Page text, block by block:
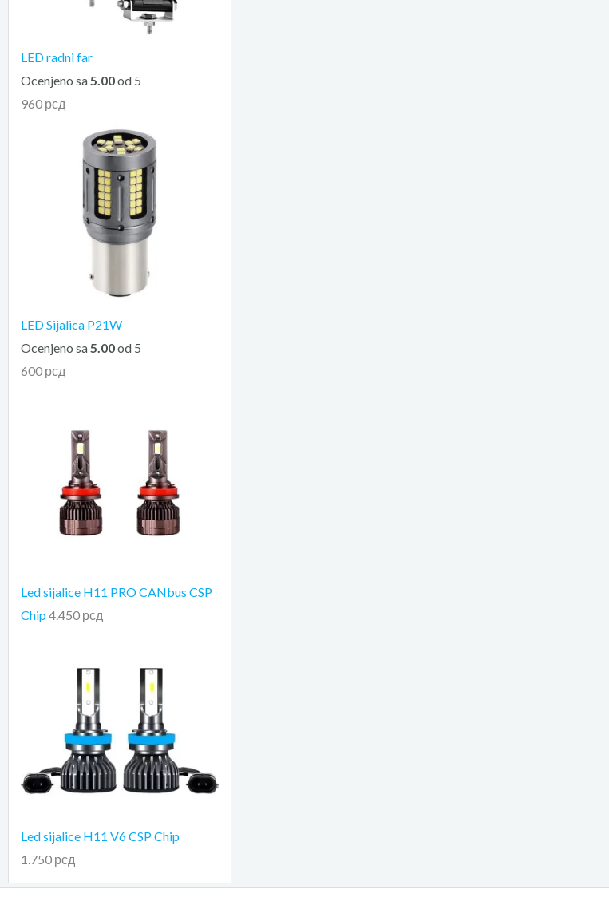
LED radni far
Ocenjeno sa5.00od 5
960 рсд
LED Sijalica P21W
Ocenjeno sa5.00od 5
600 рсд
Led sijalice H11 PRO CANbus CSP
Chip4.450 рсд
Led sijalice H11 V6 CSP Chip
1.750 рсд